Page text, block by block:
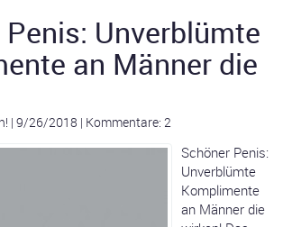
Unverblümte
an Männer die
| 9/26/2018 | Kommentare: 2
Schöner Penis:
Unverblümte
Komplimente
an Männer die